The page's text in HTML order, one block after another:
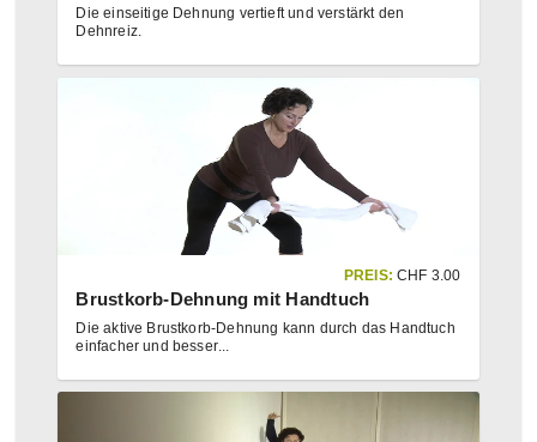
Die einseitige Dehnung vertieft und verstärkt den
Dehnreiz.
PREIS: CHF 3.00
Brustkorb-Dehnung mit Handtuch
Die aktive Brustkorb-Dehnung kann durch das Handtuch
einfacher und besser